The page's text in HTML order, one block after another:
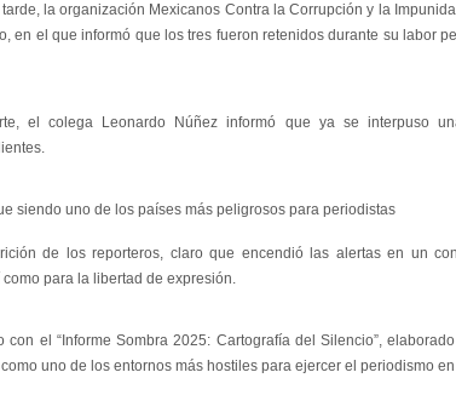
tarde, la organización Mexicanos Contra la Corrupción y la
en el que informó que los tres fueron retenidos durante su labor
el colega Leonardo Núñez informó que ya se interpuso
siendo uno de los países más peligrosos para periodistas
de los reporteros, claro que encendió las alertas en un
como para la libertad de expresión.
con el “Informe Sombra 2025: Cartografía del Silencio”,
uno de los entornos más hostiles para ejercer el periodismo